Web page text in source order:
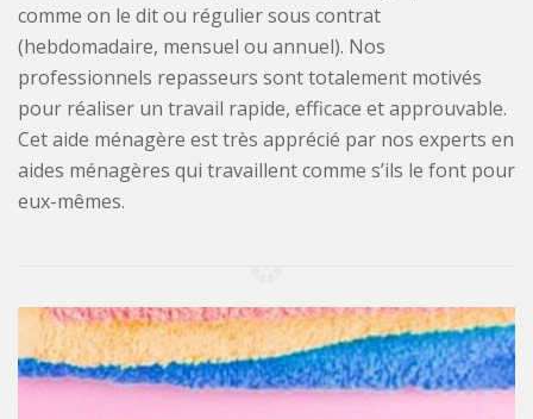
comme on le dit ou régulier sous contrat
(hebdomadaire, mensuel ou annuel). Nos
professionnels repasseurs sont totalement motivés
pour réaliser un travail rapide, efficace et approuvable.
Cet aide ménagère est très apprécié par nos experts en
aides ménagères qui travaillent comme s’ils le font pour
eux-mêmes.